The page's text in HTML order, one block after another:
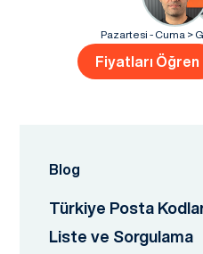
Pazartesi - Cuma >
Fiyatları Öğren
Blog
Türkiye Posta
Liste ve Sorgulama